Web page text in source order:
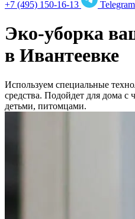
+7 (495) 150-16-13 Telegram
Эко-уборка
в Ивантеевке
Используем специальные
средства. Подойдет для дома с
детьми, питомцами.